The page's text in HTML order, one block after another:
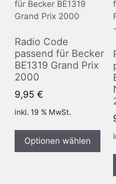
Radio Code
passend für Becker
BE1319 Grand Prix
2000
9,95 €
inkl. 19 % MwSt.
Optionen wählen